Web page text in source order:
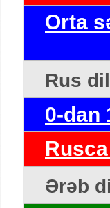
Orta
Rus
0-dan
Ərəb